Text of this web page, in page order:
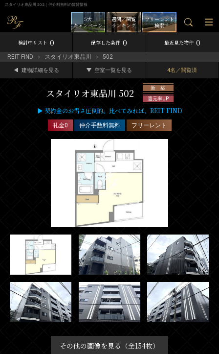
スタイリオ東品川 502｜仲介料無料の賃貸情報
フリーレント
検索
週間／閲覧
ランキング
5大
キャンペーン
検討中リスト 0 保存した条件 0 最近見た物件 0
REIT FIND スタイリオ東品川 502
建物詳細を見る 空室一覧を見る 4名／閲覧済
スタイリオ東品川 502
新 築
還元率UP
▶ 契約金のお得さ圧倒的。比べてみれば、REIT FIND
礼金0 仲介手数料無料 フリーレント
その他の画像を見る（全154枚）